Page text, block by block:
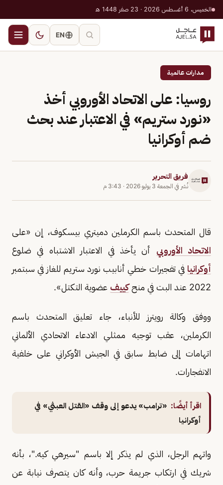
الخميس، 6 أغسطس 2026 · 23 صفر 1448 هـ
EN
مدارات عالمية
روسيا: على الاتحاد الأوروبي أخذ
«نورد ستريم» في الاعتبار عند بحث
ضم أوكرانيا
فريق التحرير
نُشر في الجمعة 3 يوليو 2026 · 3:43 م
قال المتحدث باسم الكرملين دميتري بيسكوف، إن «على
الاتحاد الأوروبي أن يأخذ في الاعتبار الاشتباه في ضلوع
أوكرانيا في تفجيرات خطي أنابيب نورد ستريم ‌للغاز في سبتمبر
2022 عند البت في منح
كييف عضوية التكتل».
ووفق وكالة رويترز للأنباء، جاء تعليق المتحدث باسم
الكرملين، عقب توجيه ممثلي الادعاء الاتحادي الألماني
اتهامات إلى ضابط سابق في الجيش الأوكراني على خلفية
الانفجارات.
اقرأ أيضًا: «ترامب» يدعو إلى وقف «القتل العبثي» في
أوكرانيا
واتهم الرجل، الذي ⁠لم يذكر إلا باسم "سيرهي كيه."، بأنه
شريك في ارتكاب جريمة حرب، وأنه كان يتصرف نيابة عن